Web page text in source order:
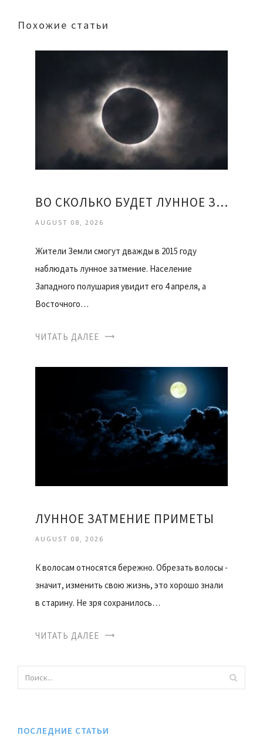
Похожие статьи
ВО СКОЛЬКО БУДЕТ ЛУННОЕ ЗАТМЕНИЕ
AUGUST 08, 2026
Жители Земли смогут дважды в 2015 году
наблюдать лунное затмение. Население
Западного полушария увидит его 4 апреля, а
Восточного…
ЧИТАТЬ ДАЛЕЕ
ЛУННОЕ ЗАТМЕНИЕ ПРИМЕТЫ
AUGUST 08, 2026
К волосам относятся бережно. Обрезать волосы -
значит, изменить свою жизнь, это хорошо знали
в старину. Не зря сохранилось…
ЧИТАТЬ ДАЛЕЕ
ПОСЛЕДНИЕ СТАТЬИ